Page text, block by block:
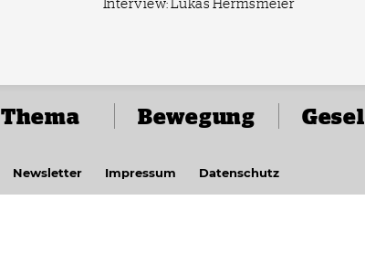
Interview: Lukas Hermsmeier
Thema Bewegung
Newsletter Impressum Datenschutz